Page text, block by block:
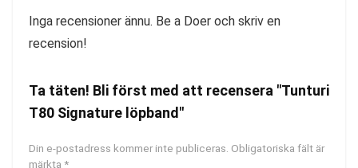
Inga recensioner ännu. Be a Doer och skriv en
recension!
Ta täten! Bli först med att recensera "Tunturi
T80 Signature löpband"
Din e-postadress kommer inte publiceras. Obligatoriska fält är
märkta *